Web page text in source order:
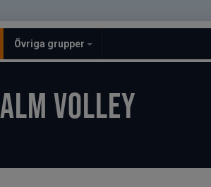
Övriga grupper
VOLLEY